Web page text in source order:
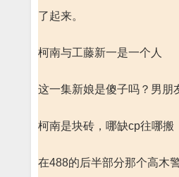
了起来。
柯南与工藤新一是一个人
这一集新娘是傻子吗？男朋
柯南是块砖，哪缺cp往哪搬
在488的后半部分那个高木